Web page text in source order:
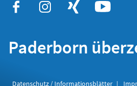
Paderborn
Datenschutz / Informationsblätter